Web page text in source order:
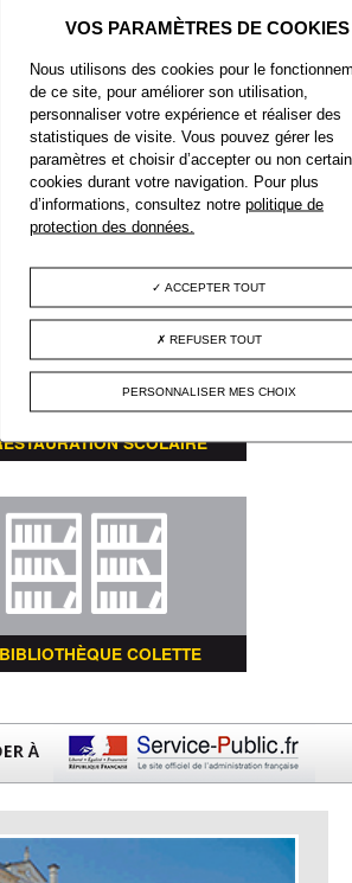
TRANSPORTS
PLAN DE LA VILLE
SCOLAIRE
COLETTE
Nous utilisons des cookies pour le
de ce site, pour améliorer son utilisation,
personnaliser votre expérience et réaliser des
statistiques de visite. Vous pouvez gérer les
paramètres et choisir d’accepter ou non
cookies durant votre navigation. Pour plus
d’informations, consultez notrepolitique de
protection des données.
ACCEPTER TOUT
REFUSER TOUT
PERSONNALISER MES CHOIX